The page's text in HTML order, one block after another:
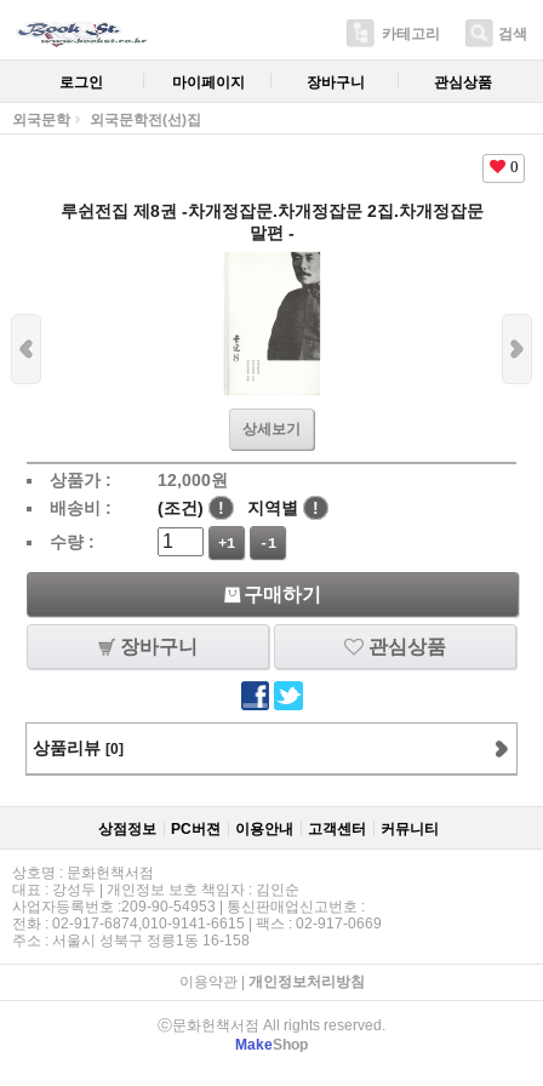
카테고리 검색
로그인 마이페이지 장바구니 관심상품
외국문학 외국문학전(선)집
0
루쉰전집 제8권 -차개정잡문.차개정잡문 2집.차개정잡문
말편 -
상세보기
상품가 : 12,000원
배송비 :
(조건) ! 지역별
!
수량 :
+1 -1
구매하기
장바구니 관심상품
상품리뷰 [0]
상점정보 PC버젼 이용안내 고객센터 커뮤니티
상호명 : 문화헌책서점
대표 : 강성두 | 개인정보 보호 책임자 : 김인순
사업자등록번호 :209-90-54953 | 통신판매업신고번호 :
전화 : 02-917-6874,010-9141-6615 | 팩스 : 02-917-0669
주소 : 서울시 성북구 정릉1동 16-158
이용약관| 개인정보처리방침
ⓒ문화헌책서점 All rights reserved.
MakeShop